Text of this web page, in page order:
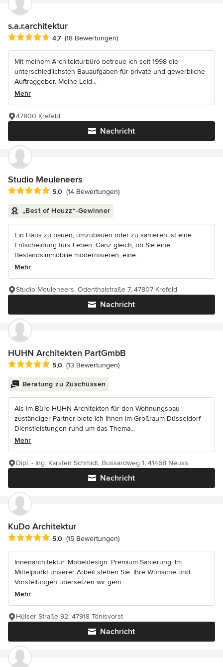
s.a.r.architektur
Durchschnittliche Bewertung: 4.7 von 5 Sternen
4,7 (18 Bewertungen)
Mit meinem Architekturbüro betreue ich seit 1998 die
unterschiedlichsten Bauaufgaben für private und gewerbliche
Auftraggeber. Meine Leid...
Mehr
Nachricht
47800 Krefeld
Studio Meuleneers
Durchschnittliche Bewertung: 5 von 5 Sternen
5,0 (14 Bewertungen)
„Best of Houzz“-Gewinner
Ein Haus zu bauen, umzubauen oder zu sanieren ist eine
Entscheidung fürs Leben. Ganz gleich, ob Sie eine
Bestandsimmobilie modernisieren, eine...
Mehr
Nachricht
Studio Meuleneers, Odenthalstraße 7, 47807 Krefeld
HUHN Architekten PartGmbB
Durchschnittliche Bewertung: 5 von 5 Sternen
5,0 (13 Bewertungen)
Beratung zu Zuschüssen
Als im Büro HUHN Architekten für den Wohnungsbau
zuständiger Partner biete ich Ihnen im Großraum Düsseldorf
Dienstleistungen rund um das Thema...
Mehr
Nachricht
Dipl. - Ing. Karsten Schmidt, Bussardweg 1, 41468 Neuss
KuDo Architektur
Durchschnittliche Bewertung: 5 von 5 Sternen
5,0 (15 Bewertungen)
Innenarchitektur. Möbeldesign. Premium Sanierung. Im
Mittelpunkt unserer Arbeit stehen Sie. Ihre Wünsche und
Vorstellungen übersetzen wir gem...
Mehr
Nachricht
Hülser Straße 92, 47918 Tönisvorst